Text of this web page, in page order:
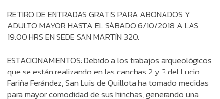
RETIRO DE ENTRADAS GRATIS PARA ABONADOS Y
ADULTO MAYOR HASTA EL SÁBADO 6/10/2018 A LAS
19.00 HRS EN SEDE SAN MARTÍN 320.
ESTACIONAMIENTOS: Debido a los trabajos arqueológicos
que se están realizando en las canchas 2 y 3 del Lucio
Fariña Ferández, San Luis de Quillota ha tomado medidas
para mayor comodidad de sus hinchas, generando una